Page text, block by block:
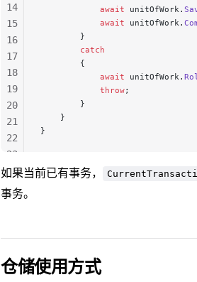
            await
unitOfWork.
            await
unitOfWork.
        }
        catch
        {
            await
unitOfWork.
            throw
;
        }
    }
}
14
15
16
17
18
19
20
21
22
23
24
25
如果当前已有事务，
事务。
仓储使用方式